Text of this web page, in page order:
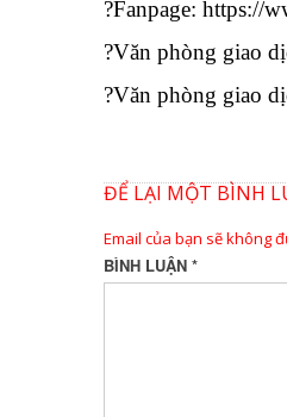
?Fanpage: https://
?Văn phòng giao
?Văn phòng giao
ĐỂ LẠI MỘT BÌNH
Email của bạn sẽ không
BÌNH LUẬN *